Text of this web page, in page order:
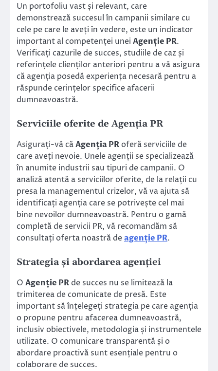
Un portofoliu vast și relevant, care
demonstrează succesul în campanii similare cu
cele pe care le aveți în vedere, este un indicator
important al competenței unei Agenție PR.
Verificați cazurile de succes, studiile de caz și
referințele clienților anteriori pentru a vă asigura
că agenția posedă experiența necesară pentru a
răspunde cerințelor specifice afacerii
dumneavoastră.
Serviciile oferite de Agenția PR
Asigurați-vă căAgenția PR oferă serviciile de
care aveți nevoie. Unele agenții se specializează
în anumite industrii sau tipuri de campanii. O
analiză atentă a serviciilor oferite, de la relații cu
presa la managementul crizelor, vă va ajuta să
identificați agenția care se potrivește cel mai
bine nevoilor dumneavoastră. Pentru o gamă
completă de servicii PR, vă recomandăm să
consultați oferta noastră deagenție PR.
Strategia și abordarea agenției
O Agenție PR de succes nu se limitează la
trimiterea de comunicate de presă. Este
important să înțelegeți strategia pe care agenția
o propune pentru afacerea dumneavoastră,
inclusiv obiectivele, metodologia și instrumentele
utilizate. O comunicare transparentă și o
abordare proactivă sunt esențiale pentru o
colaborare de succes.